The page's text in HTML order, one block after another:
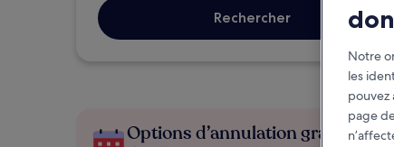
Rechercher
Options d’annulation gratuite en
Notre
les
pouvez
page